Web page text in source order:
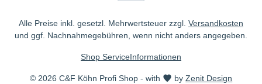
Alle Preise inkl. gesetzl. Mehrwertsteuer zzgl. Versandkosten
und ggf. Nachnahmegebühren, wenn nicht anders angegeben.
© 2026 C&F Köhn Profi Shop - with byZenit Design
Shop ServiceInformationen